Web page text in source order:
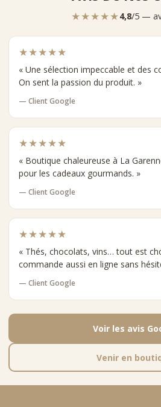
★★★★★4,8/5 —
★★★★★
« Une sélection impeccable et des
On sent la passion du produit. »
— Client Google
★★★★★
« Boutique chaleureuse à La
pour les cadeaux gourmands. »
— Client Google
★★★★★
« Thés, chocolats, vins… tout est
commande aussi en ligne sans
— Client Google
Voir les avis
Venir en